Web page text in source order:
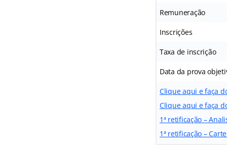
Remuneração
Inscrições
Taxa de inscrição
Data da prova
Clique aqui e faça
Clique aqui e faça
1ª retificação –
1ª retificação –